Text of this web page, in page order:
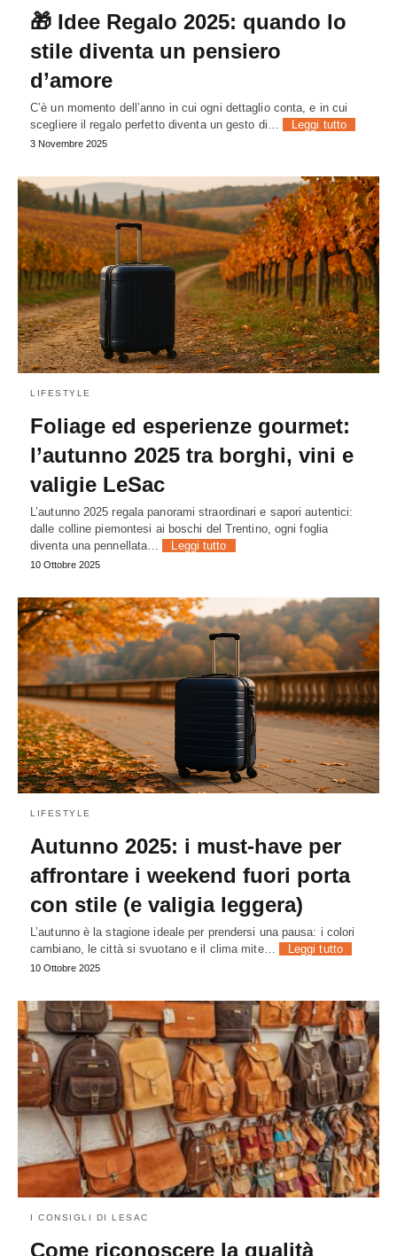
🎁 Idee Regalo 2025: quando lo
stile diventa un pensiero
d’amore
C’è un momento dell’anno in cui ogni dettaglio conta, e in cui
scegliere il regalo perfetto diventa un gesto di…
Leggi tutto
3 Novembre 2025
LIFESTYLE
Foliage ed esperienze gourmet:
l’autunno 2025 tra borghi, vini e
valigie LeSac
L’autunno 2025 regala panorami straordinari e sapori autentici:
dalle colline piemontesi ai boschi del Trentino, ogni foglia
diventa una pennellata…
Leggi tutto
10 Ottobre 2025
LIFESTYLE
Autunno 2025: i must-have per
affrontare i weekend fuori porta
con stile (e valigia leggera)
L’autunno è la stagione ideale per prendersi una pausa: i colori
cambiano, le città si svuotano e il clima mite…
Leggi tutto
10 Ottobre 2025
I CONSIGLI DI LESAC
Come riconoscere la qualità